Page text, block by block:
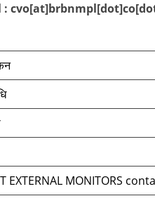
:
EXTERNAL MONITORS